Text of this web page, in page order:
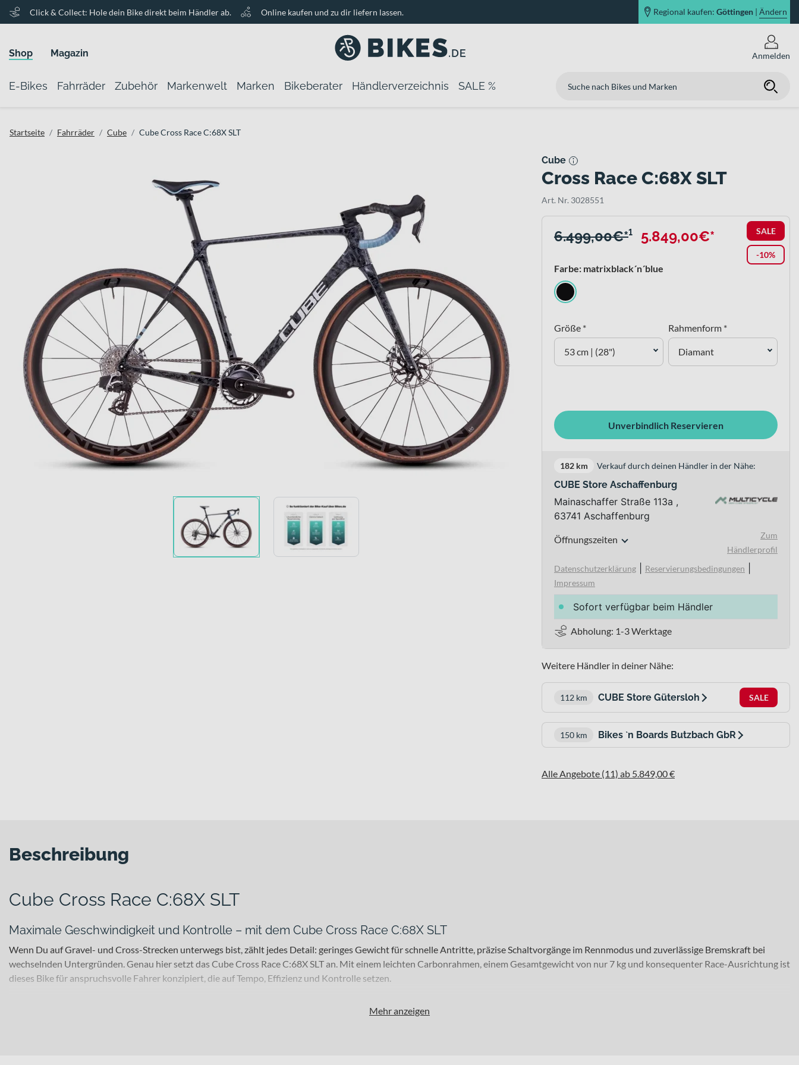
Click & Collect: Hole dein Bike direkt beim Händler ab. Online kaufen und zu dir liefern lassen. Regional kaufen: Göttingen | Ändern
Shop Magazin Anmelden
E-Bikes Fahrräder Zubehör Markenwelt Marken Bikeberater Händlerverzeichnis SALE %
Startseite Fahrräder Cube Cube Cross Race C:68X SLT
Cube
Cross Race C:68X SLT
Art. Nr. 3028551
SALE
-10%
6.499,00€*¹ 5.849,00€*
Farbe: matrixblack´n´blue
Größe *
53 cm | (28")
Rahmenform *
Diamant
Unverbindlich Reservieren
182 km Verkauf durch deinen Händler in der Nähe:
CUBE Store Aschaffenburg
Mainaschaffer Straße 113a ,
63741 Aschaffenburg
Öffnungszeiten
Zum
Händlerprofil
Datenschutzerklärung
Reservierungsbedingungen
Impressum
Sofort verfügbar beim Händler
Abholung: 1-3 Werktage
Weitere Händler in deiner Nähe:
SALE
112 km CUBE Store Gütersloh
150 km Bikes `n Boards Butzbach GbR
Alle Angebote (11) ab 5.849,00 €
Beschreibung
Cube Cross Race C:68X SLT
Maximale Geschwindigkeit und Kontrolle – mit dem Cube Cross Race C:68X SLT
Wenn Du auf Gravel- und Cross-Strecken unterwegs bist, zählt jedes Detail: geringes Gewicht für schnelle Antritte, präzise Schaltvorgänge im Rennmodus und zuverlässige Bremskraft bei
wechselnden Untergründen. Genau hier setzt das Cube Cross Race C:68X SLT an. Mit einem leichten Carbonrahmen, einem Gesamtgewicht von nur 7 kg und konsequenter Race-Ausrichtung ist
dieses Bike für anspruchsvolle Fahrer konzipiert, die auf Tempo, Effizienz und Kontrolle setzen.
Mehr anzeigen